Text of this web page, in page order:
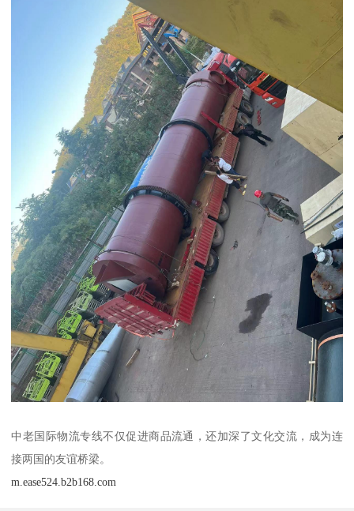
中老国际物流专线不仅促进商品流通，还加深了文化交流，成为连
接两国的友谊桥梁。
m.ease524.b2b168.com